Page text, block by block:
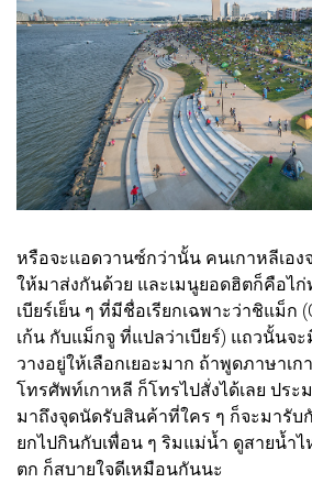
หรือจะแอดวานซ์กว่านั้น คนเกาหลีเอง
ให้มาส่งกันด้วย และเมนูยอดฮิตก็คือไ
เบียร์เย็น ๆ ที่มีชื่อเรียกเฉพาะว่าชิแม็ก
เก้น กับแม็กจู ที่แปลว่าเบียร์) แถวนั้นจ
วางอยู่ให้เลือกเยอะมาก ถ้าพูดภาษาเก
โทรศัพท์เกาหลี ก็โทรไปสั่งได้เลย ปร
มาถึงจุดนัดรับสินค้าที่ใคร ๆ ก็จะมารับ
ยกไปกินกับเพื่อน ๆ ริมแม่น้ำ ดูสายน้ำไ
ตก ก็สบายใจดีเหมือนกันนะ